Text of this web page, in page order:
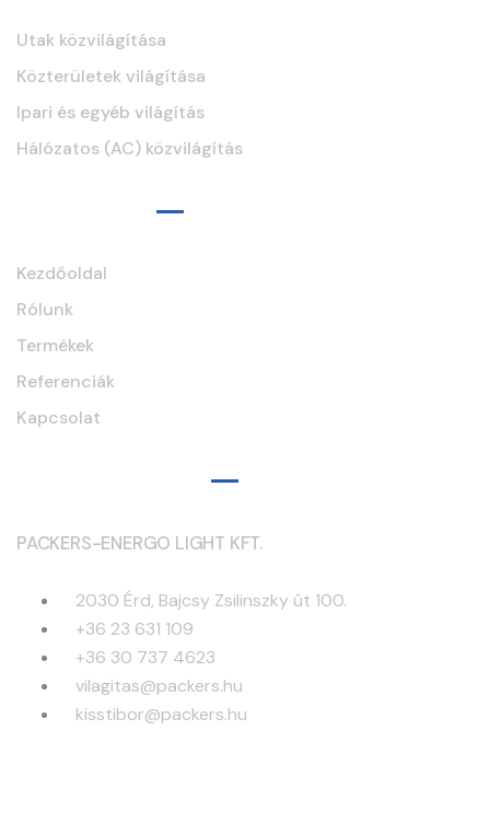
Utak közvilágítása
Közterületek világítása
Ipari és egyéb világítás
Hálózatos (AC) közvilágítás
Kezdőoldal
Rólunk
Termékek
Referenciák
Kapcsolat
PACKERS-ENERGO LIGHT KFT.
2030 Érd, Bajcsy Zsilinszky út 100.
+36 23 631 109
+36 30 737 4623
vilagitas@packers.hu
kisstibor@packers.hu